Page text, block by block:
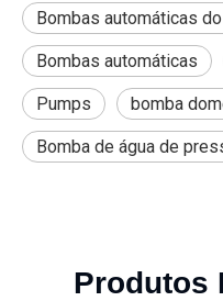
Bombas automáticas
Bombas automáticas
Pumps bomba
Bomba de água de
Produtos